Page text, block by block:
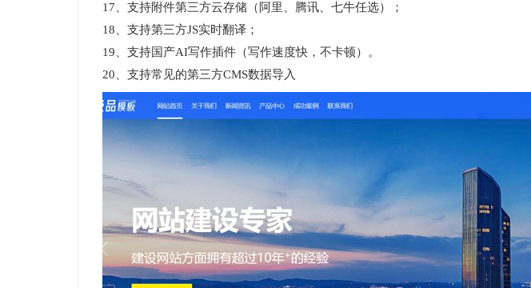
17、支持附件第三方云存储（阿里、腾讯、七牛任选）；
18、支持第三方JS实时翻译；
19、支持国产AI写作插件（写作速度快，不卡顿）。
20、支持常见的第三方CMS数据导入